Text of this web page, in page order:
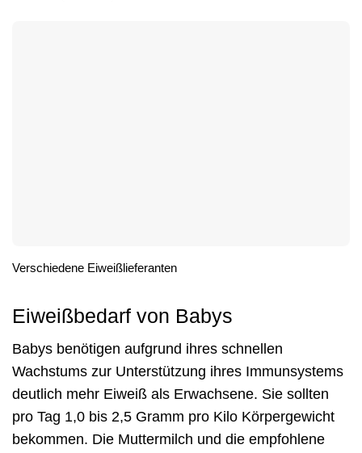
Verschiedene Eiweißlieferanten
Eiweißbedarf von Babys
Babys benötigen aufgrund ihres schnellen
Wachstums zur Unterstützung ihres Immunsystems
deutlich mehr Eiweiß als Erwachsene. Sie sollten
pro Tag 1,0 bis 2,5 Gramm pro Kilo Körpergewicht
bekommen. Die Muttermilch und die empfohlene